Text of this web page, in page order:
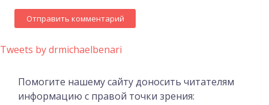
Tweets by drmichaelbenari
Помогите нашему сайту доносить читателям
информацию с правой точки зрения: